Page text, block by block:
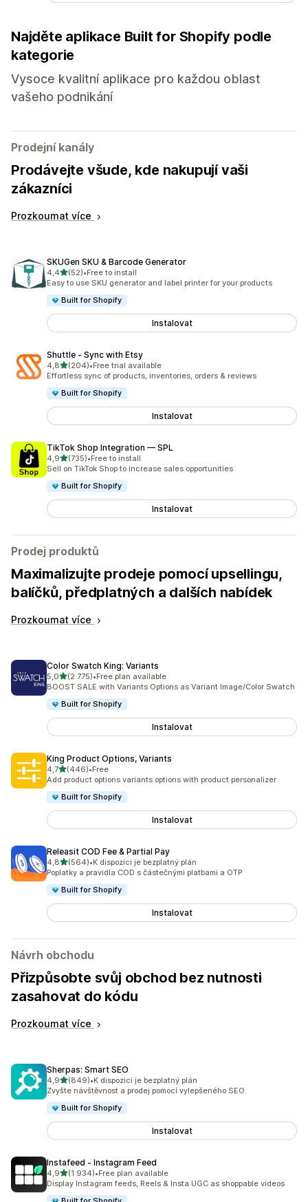
Najděte aplikace Built for Shopify podle
kategorie
Vysoce kvalitní aplikace pro každou oblast
vašeho podnikání
Prodejní kanály
Prodávejte všude, kde nakupují vaši
zákazníci
Prozkoumat více
SKUGen SKU & Barcode Generator
4,4z 5 hvězd
(52)
Celkový počet recenzí: 52
•Free to install
Easy to use SKU generator and label printer for your products
Built for Shopify
Instalovat
Shuttle ‑ Sync with Etsy
4,8z 5 hvězd
(204)
Celkový počet recenzí: 204
•Free trial available
Effortless sync of products, inventories, orders & reviews
Built for Shopify
Instalovat
TikTok Shop Integration — SPL
4,9z 5 hvězd
(735)
Celkový počet recenzí: 735
•Free to install
Sell on TikTok Shop to increase sales opportunities
Built for Shopify
Instalovat
Prodej produktů
Maximalizujte prodeje pomocí upsellingu,
balíčků, předplatných a dalších nabídek
Prozkoumat více
Color Swatch King: Variants
5,0z 5 hvězd
(2 775)
Celkový počet recenzí: 2775
•Free plan available
BOOST SALE with Variants Options as Variant Image/Color Swatch
Built for Shopify
Instalovat
King Product Options, Variants
4,7z 5 hvězd
(446)
Celkový počet recenzí: 446
•Free
Add product options variants options with product personalizer
Built for Shopify
Instalovat
Releasit COD Fee & Partial Pay
4,8z 5 hvězd
(564)
Celkový počet recenzí: 564
•K dispozici je bezplatný plán
Poplatky a pravidla COD s částečnými platbami a OTP
Built for Shopify
Instalovat
Návrh obchodu
Přizpůsobte svůj obchod bez nutnosti
zasahovat do kódu
Prozkoumat více
Sherpas: Smart SEO
4,9z 5 hvězd
(849)
Celkový počet recenzí: 849
•K dispozici je bezplatný plán
Zvyšte návštěvnost a prodej pomocí vylepšeného SEO.
Built for Shopify
Instalovat
Instafeed ‑ Instagram Feed
4,9z 5 hvězd
(1 934)
Celkový počet recenzí: 1934
•Free plan available
Display Instagram feeds, Reels & Insta UGC as shoppable videos